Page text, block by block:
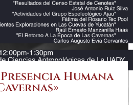
Humana